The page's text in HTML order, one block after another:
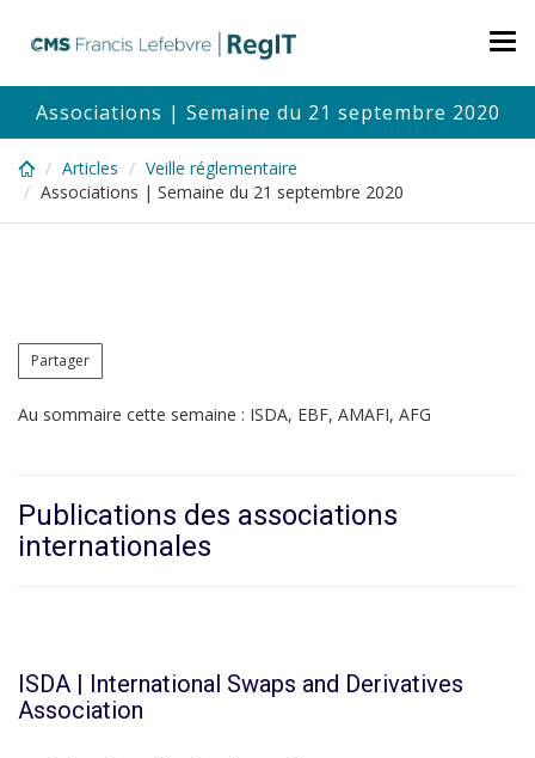
content
Associations | Semaine du 21 septembre 2020
Articles
Veille réglementaire
Associations | Semaine du 21 septembre 2020
Partager
Au sommaire cette semaine : ISDA, EBF, AMAFI, AFG
Publications des associations
internationales
ISDA | International Swaps and Derivatives
Association